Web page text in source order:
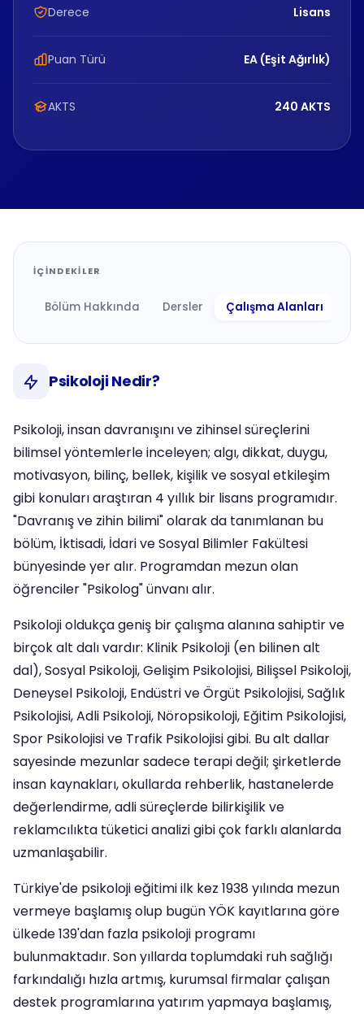
Derece Lisans
Puan Türü EA (Eşit Ağırlık)
AKTS 240 AKTS
İÇINDEKILER
Bölüm Hakkında Dersler Çalışma Alanları
Psikoloji Nedir?
Psikoloji, insan davranışını ve zihinsel süreçlerini
bilimsel yöntemlerle inceleyen; algı, dikkat, duygu,
motivasyon, bilinç, bellek, kişilik ve sosyal etkileşim
gibi konuları araştıran 4 yıllık bir lisans programıdır.
"Davranış ve zihin bilimi" olarak da tanımlanan bu
bölüm, İktisadi, İdari ve Sosyal Bilimler Fakültesi
bünyesinde yer alır. Programdan mezun olan
öğrenciler "Psikolog" ünvanı alır.
Psikoloji oldukça geniş bir çalışma alanına sahiptir ve
birçok alt dalı vardır: Klinik Psikoloji (en bilinen alt
dal), Sosyal Psikoloji, Gelişim Psikolojisi, Bilişsel Psikoloji,
Deneysel Psikoloji, Endüstri ve Örgüt Psikolojisi, Sağlık
Psikolojisi, Adli Psikoloji, Nöropsikoloji, Eğitim Psikolojisi,
Spor Psikolojisi ve Trafik Psikolojisi gibi. Bu alt dallar
sayesinde mezunlar sadece terapi değil; şirketlerde
insan kaynakları, okullarda rehberlik, hastanelerde
değerlendirme, adli süreçlerde bilirkişilik ve
reklamcılıkta tüketici analizi gibi çok farklı alanlarda
uzmanlaşabilir.
Türkiye'de psikoloji eğitimi ilk kez 1938 yılında mezun
vermeye başlamış olup bugün YÖK kayıtlarına göre
ülkede 139'dan fazla psikoloji programı
bulunmaktadır. Son yıllarda toplumdaki ruh sağlığı
farkındalığı hızla artmış, kurumsal firmalar çalışan
destek programlarına yatırım yapmaya başlamış,